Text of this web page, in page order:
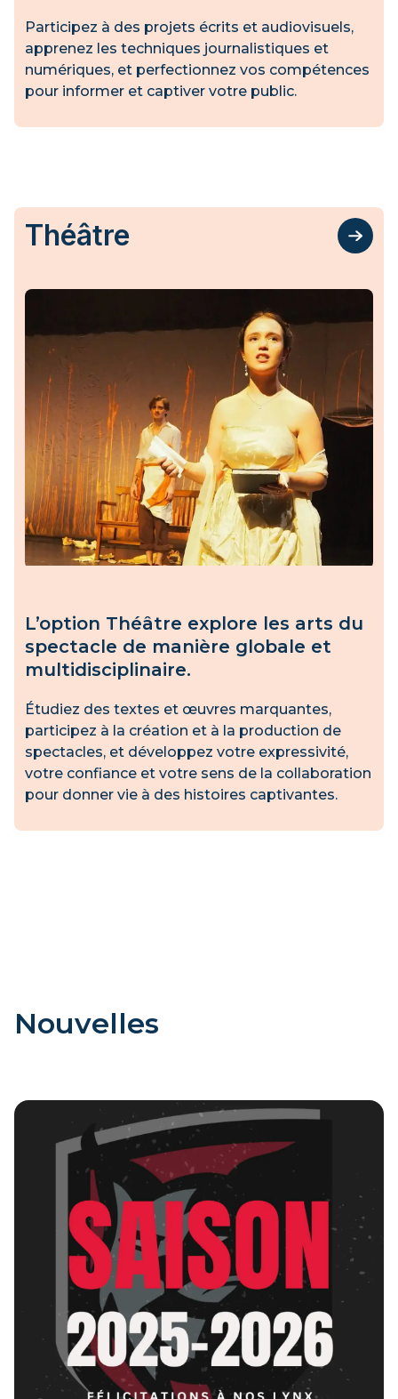
Participez à des projets écrits et audiovisuels,
apprenez les techniques journalistiques et
numériques, et perfectionnez vos compétences
pour informer et captiver votre public.
Théâtre
L’option Théâtre explore les arts du
spectacle de manière globale et
multidisciplinaire.
Étudiez des textes et œuvres marquantes,
participez à la création et à la production de
spectacles, et développez votre expressivité,
votre confiance et votre sens de la collaboration
pour donner vie à des histoires captivantes.
Nouvelles